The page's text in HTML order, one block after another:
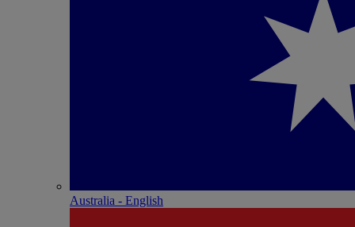
Australia - English